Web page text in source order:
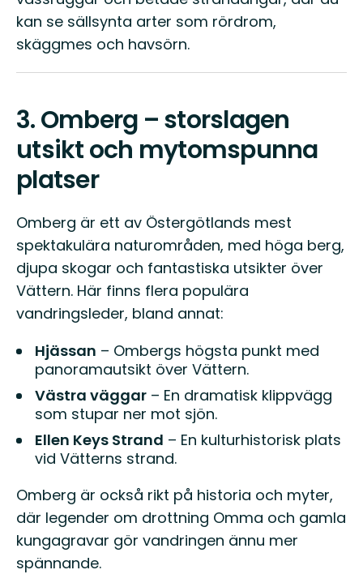
kan se sällsynta arter som rördrom,
skäggmes och havsörn.
3.Omberg – storslagen
utsikt och mytomspunna
platser
Omberg är ett av Östergötlands mest
spektakulära naturområden, med höga berg,
djupa skogar och fantastiska utsikter över
Vättern. Här finns flera populära
vandringsleder, bland annat:
Hjässan – Ombergs högsta punkt med
panoramautsikt över Vättern.
Västra väggar – En dramatisk klippvägg
som stupar ner mot sjön.
Ellen Keys Strand – En kulturhistorisk plats
vid Vätterns strand.
Omberg är också rikt på historia och myter,
där legender om drottning Omma och gamla
kungagravar gör vandringen ännu mer
spännande.